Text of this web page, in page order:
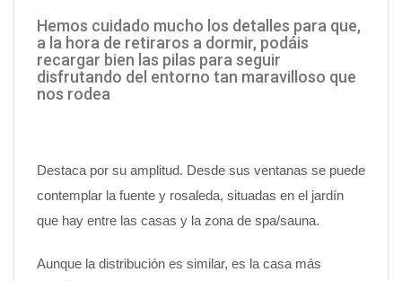
Hemos cuidado mucho los detalles para que,
a la hora de retiraros a dormir, podáis
recargar bien las pilas para seguir
disfrutando del entorno tan maravilloso que
nos rodea
Destaca por su amplitud. Desde sus ventanas se puede
contemplar la fuente y rosaleda, situadas en el jardín
que hay entre las casas y la zona de spa/sauna.
Aunque la distribución es similar, es la casa más